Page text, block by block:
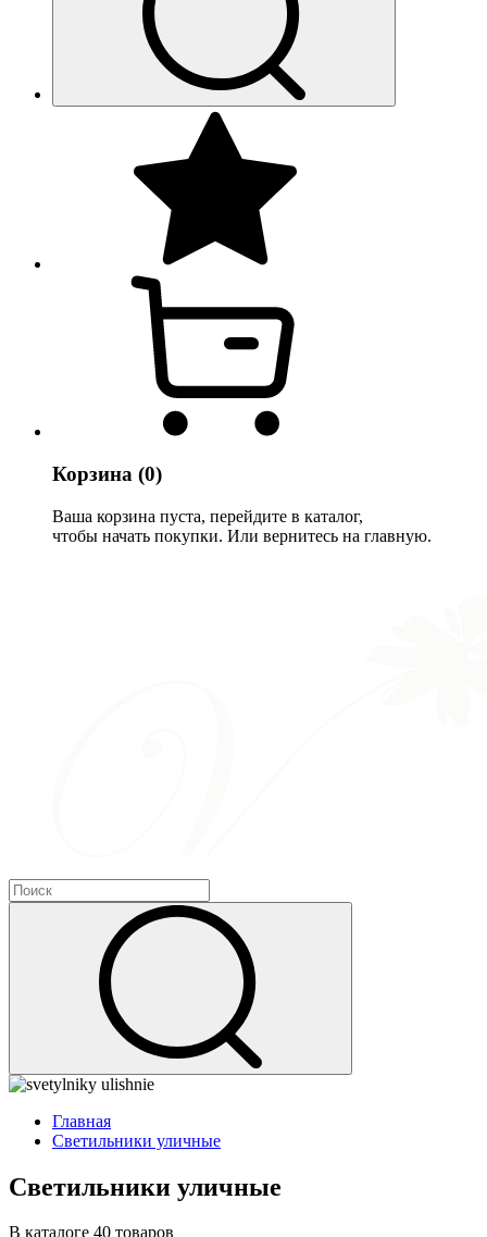
Корзина (0)
Ваша корзина пуста, перейдите в каталог,
чтобы начать покупки. Или вернитесь на главную.
Главная
Cветильники уличные
Cветильники уличные
В каталоге 40 товаров